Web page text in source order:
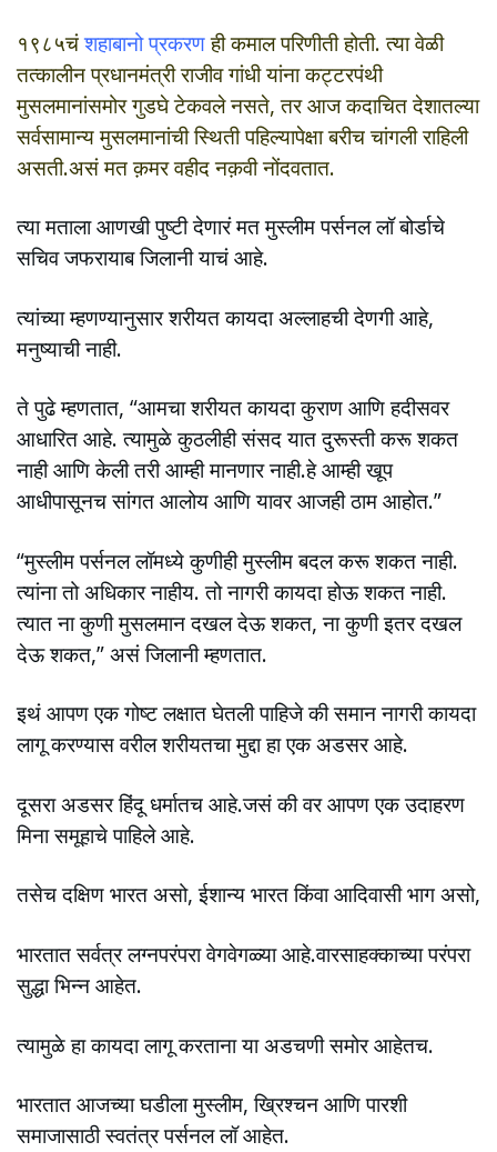
१९८५चंशहाबानो प्रकरणही कमाल परिणीती होती. त्या वेळी
तत्कालीन प्रधानमंत्री राजीव गांधी यांना कट्टरपंथी
मुसलमानांसमोर गुडघे टेकवले नसते, तर आज कदाचित देशातल्या
सर्वसामान्य मुसलमानांची स्थिती पहिल्यापेक्षा बरीच चांगली राहिली
असती.असं मतक़मर वहीद नक़वी नोंदवतात.
त्या मताला आणखी पुष्टी देणारं मत मुस्लीम पर्सनल लॉ बोर्डाचे
सचिव जफरायाब जिलानी याचं आहे.
त्यांच्या म्हणण्यानुसार शरीयत कायदा अल्लाहची देणगी आहे,
मनुष्याची नाही.
ते पुढे म्हणतात, “आमचा शरीयत कायदा कुराण आणि हदीसवर
आधारित आहे. त्यामुळे कुठलीही संसद यात दुरूस्ती करू शकत
नाही आणि केली तरी आम्ही मानणार नाही.हे आम्ही खूप
आधीपासूनच सांगत आलोय आणि यावर आजही ठाम आहोत.”
“मुस्लीम पर्सनल लॉमध्ये कुणीही मुस्लीम बदल करू शकत नाही.
त्यांना तो अधिकार नाहीय. तो नागरी कायदा होऊ शकत नाही.
त्यात ना कुणी मुसलमान दखल देऊ शकत, ना कुणी इतर दखल
देऊ शकत,” असं जिलानी म्हणतात.
इथं आपण एक गोष्ट लक्षात घेतली पाहिजे की समान नागरी कायदा
लागू करण्यास वरील शरीयतचा मुद्दा हा एक अडसर आहे.
दूसरा अडसर हिंदू धर्मातच आहे.जसं की वर आपण एक उदाहरण
मिना समूहाचे पाहिले आहे.
तसेच दक्षिण भारत असो, ईशान्य भारत किंवा आदिवासी भाग असो,
भारतात सर्वत्र लग्नपरंपरा वेगवेगळ्या आहे.वारसाहक्काच्या परंपरा
सुद्धा भिन्न आहेत.
त्यामुळे हा कायदा लागू करताना या अडचणी समोर आहेतच.
भारतात आजच्या घडीला मुस्लीम, ख्रिश्चन आणि पारशी
समाजासाठी स्वतंत्र पर्सनल लॉ आहेत.